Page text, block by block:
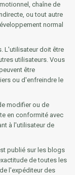
chaîne de
ou tout autre
normal
L'utilisateur doit être
utilisateurs. Vous
être
ou d'enfreindre le
modifier ou de
en conformité avec
à l'utilisateur de
publié sur les blogs
de toutes les
l'expéditeur des